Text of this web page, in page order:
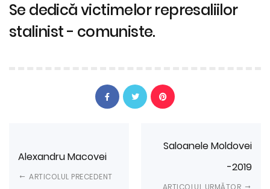
Se dedică victimelor represaliilor
stalinist - comuniste.
Alexandru Macovei
ARTICOLUL PRECEDENT
Saloanele Moldovei
-2019